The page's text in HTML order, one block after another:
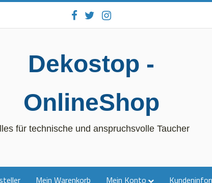
Dekostop -
OnlineShop
für technische und anspruchsvolle Taucher
Mein Warenkorb Mein Konto